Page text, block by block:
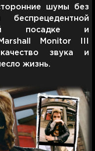
шумы без
посадке и
Monitor III
звука и
жизнь.